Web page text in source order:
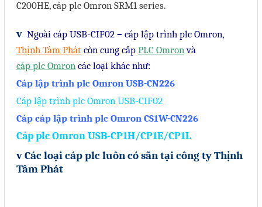
C200HE, cáp plc Omron SRM1 series.
v Ngoài cáp USB-CIF02 – cáp lập trình plc Omron,
Thịnh Tâm Phát còn cung cấp PLC Omronvà
cáp plc Omron các loại khác như:
Cáp lập trình plc Omron USB-CN226
Cáp lập trình plc Omron USB-CIF02
Cáp cáp lập trình plc Omron CS1W-CN226
Cáp plc Omron USB-CP1H/CP1E/CP1L
vCác loại cáp plc luôn có sẵn tại công ty Thịnh
Tâm Phát
Sửa Cân Điện Tử
Lập trình PLC
Lập trình màn hình HMI
Lập trình hệ thống Scada
Lập trình hệ thống Servo
Crack password PLC
Crack password HMI